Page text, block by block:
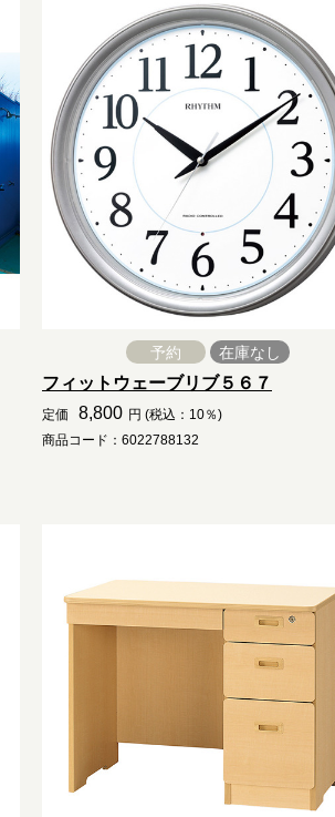
予約 在庫なし
フィットウェーブリブ５６７
定価 8,800 円 (税込：10％)
商品コード：6022788132